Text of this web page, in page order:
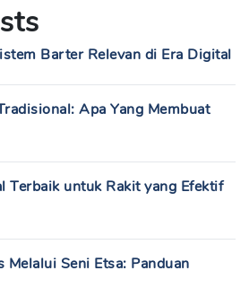
Barter Relevan di Era Digital
Apa Yang Membuat
Terbaik untuk Rakit yang Efektif
Melalui Seni Etsa: Panduan